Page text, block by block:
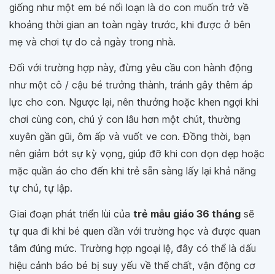
giống như một em bé nổi loạn là do con muốn trở về
khoảng thời gian an toàn ngày trước, khi được ở bên
mẹ và chơi tự do cả ngày trong nhà.
Đối với trường hợp này, đừng yêu cầu con hành động
như một cô / cậu bé trưởng thành, tránh gây thêm áp
lực cho con. Ngược lại, nên thưởng hoặc khen ngợi khi
chơi cùng con, chú ý con lâu hơn một chút, thường
xuyên gần gũi, ôm ấp và vuốt ve con. Đồng thời, bạn
nên giảm bớt sự kỳ vọng, giúp đỡ khi con dọn dẹp hoặc
mặc quần áo cho đến khi trẻ sẵn sàng lấy lại khả năng
tự chủ, tự lập.
Giai đoạn phát triển lùi của trẻ mẫu giáo 36 tháng sẽ
tự qua đi khi bé quen dần với trường học và được quan
tâm đúng mức. Trường hợp ngoại lệ, đây có thể là dấu
hiệu cảnh báo bé bị suy yếu về thể chất, vận động cơ